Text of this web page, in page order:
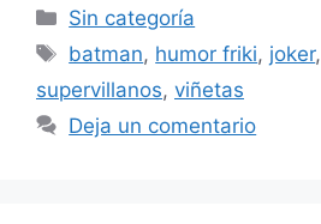
Categorías
Sin categoría
Etiquetas
batman, humor friki, joker,
supervillanos, viñetas
Deja un comentario